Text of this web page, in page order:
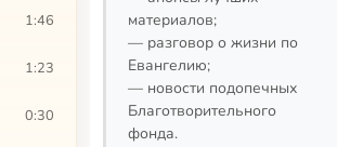
1:46
1:23
0:30
материалов;
— разговор о жизни по
Евангелию;
— новости подопечных
Благотворительного
фонда.